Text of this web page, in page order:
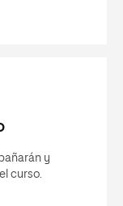
y
curso.